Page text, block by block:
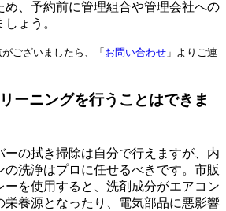
め、予約前に管理組合や管理会社への
ょう。
ございましたら、「 お問い合わせ 」よりご連
ーニングを行うことはできま
ーの拭き掃除は自分で行えますが、内
洗浄はプロに任せるべきです。市販
ーを使用すると、洗剤成分がエアコン
栄養源となったり、電気部品に悪影響